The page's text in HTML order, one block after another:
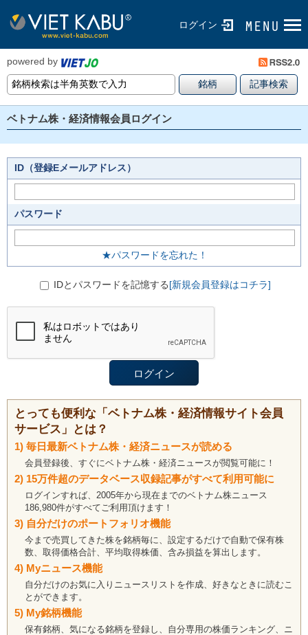
ログイン
powered by
ベトナム株・経済情報会員ログイン
ID（登録Eメールアドレス）
パスワード
★パスワードを忘れた！
IDとパスワードを記憶する[新規会員登録はコチラ]
とっても便利な「ベトナム株・経済情報サイト会員
サービス」とは？
1) 毎日最新ベトナム株・経済ニュースが読める
会員登録後、すぐにベトナム株・経済ニュースが閲覧可能に！
2) 15万件超のデータベース収録記事がすべて利用可能に
ログインすれば、2005年から現在までのベトナム株ニュース
186,980件がすべてご利用頂けます！
3) 自分だけのポートフォリオ機能
今まで売買してきた株を銘柄毎に、設定するだけで自動で保有株
数、取得価格合計、平均取得株価、含み損益を算出します。
4) Myニュース機能
自分だけのお気に入りニュースリストを作成、好きなときに読むこ
とができます。
5) My銘柄機能
保有銘柄、気になる銘柄を登録し、自分専用の株価ランキング、ニ